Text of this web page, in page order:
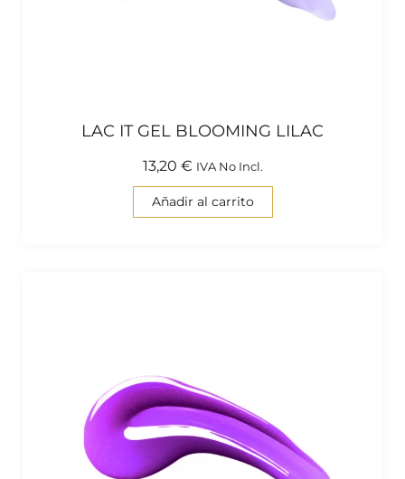
LAC IT GEL BLOOMING LILAC
13,20 € IVA No Incl.
Añadir al carrito